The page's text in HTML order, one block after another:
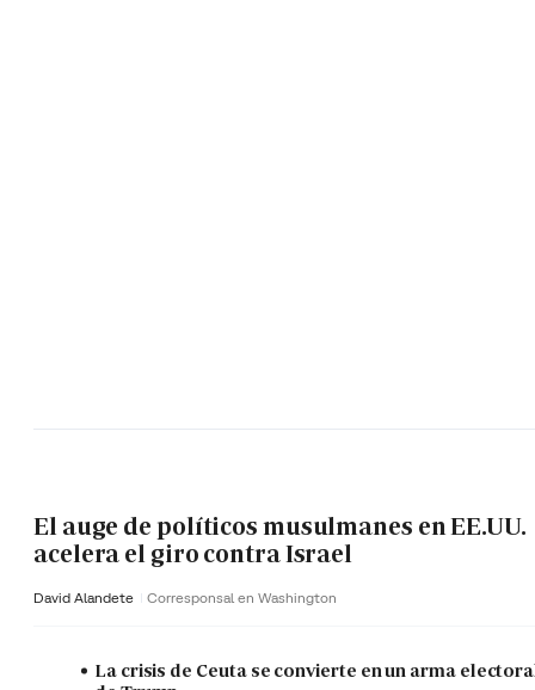
El auge de políticos musulmanes en EE.UU.
acelera el giro contra Israel
David Alandete Corresponsal en Washington
La crisis de Ceuta se convierte en un arma